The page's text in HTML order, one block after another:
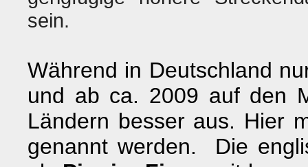
sein.
Während in Deutschland
und ab ca. 2009 auf den
Ländern besser aus. Hier
genannt werden. Die